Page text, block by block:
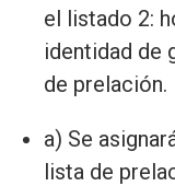
el listado 2:
identidad de
de prelación.
a) Se
lista de